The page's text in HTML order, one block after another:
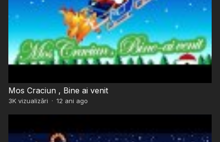
Mos Craciun , Bine ai venit
3Kvizualizări · 12 ani ago